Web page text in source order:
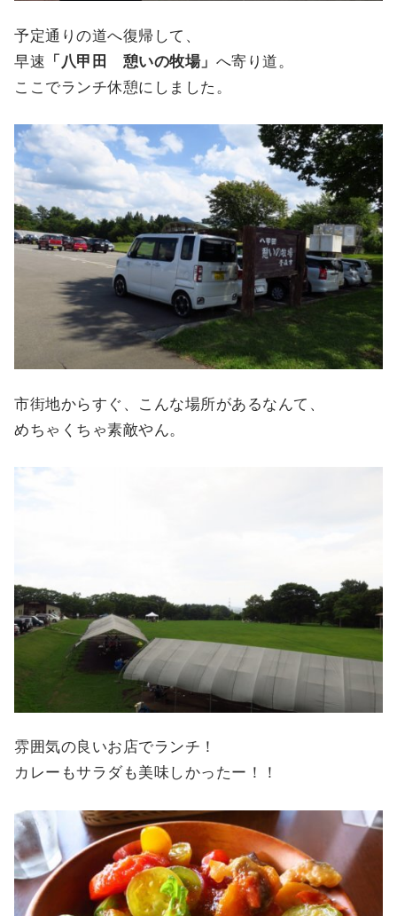
予定通りの道へ復帰して、
早速 「八甲田 憩いの牧場」 へ寄り道。
ここでランチ休憩にしました。
市街地からすぐ、こんな場所があるなんて、
めちゃくちゃ素敵やん。
雰囲気の良いお店でランチ！
カレーもサラダも美味しかったー！！